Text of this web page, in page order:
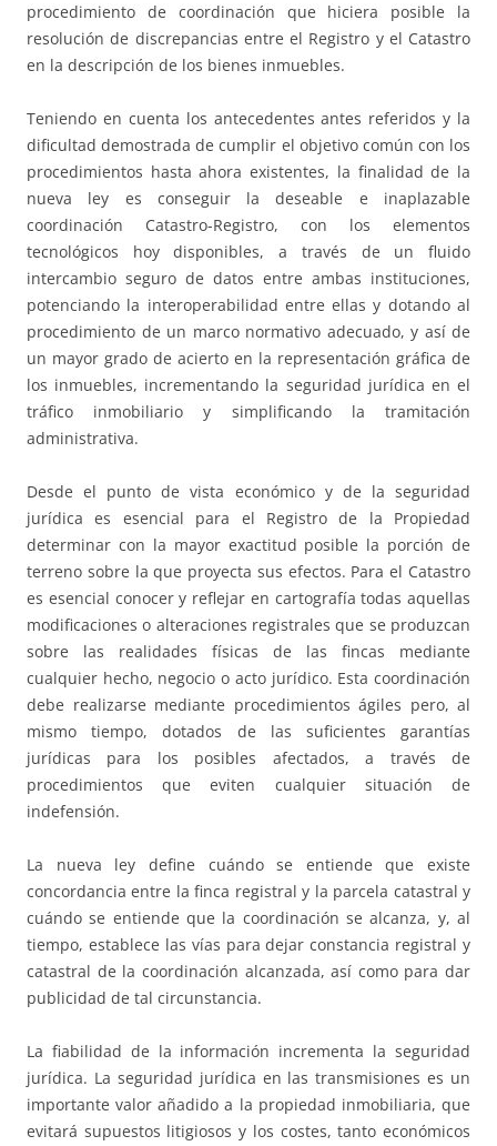
procedimiento de coordinación que hiciera posible la
resolución de discrepancias entre el Registro y el Catastro
en la descripción de los bienes inmuebles.
Teniendo en cuenta los antecedentes antes referidos y la
dificultad demostrada de cumplir el objetivo común con los
procedimientos hasta ahora existentes, la finalidad de la
nueva ley es conseguir la deseable e inaplazable
coordinación Catastro-Registro, con los elementos
tecnológicos hoy disponibles, a través de un fluido
intercambio seguro de datos entre ambas instituciones,
potenciando la interoperabilidad entre ellas y dotando al
procedimiento de un marco normativo adecuado, y así de
un mayor grado de acierto en la representación gráfica de
los inmuebles, incrementando la seguridad jurídica en el
tráfico inmobiliario y simplificando la tramitación
administrativa.
Desde el punto de vista económico y de la seguridad
jurídica es esencial para el Registro de la Propiedad
determinar con la mayor exactitud posible la porción de
terreno sobre la que proyecta sus efectos. Para el Catastro
es esencial conocer y reflejar en cartografía todas aquellas
modificaciones o alteraciones registrales que se produzcan
sobre las realidades físicas de las fincas mediante
cualquier hecho, negocio o acto jurídico. Esta coordinación
debe realizarse mediante procedimientos ágiles pero, al
mismo tiempo, dotados de las suficientes garantías
jurídicas para los posibles afectados, a través de
procedimientos que eviten cualquier situación de
indefensión.
La nueva ley define cuándo se entiende que existe
concordancia entre la finca registral y la parcela catastral y
cuándo se entiende que la coordinación se alcanza, y, al
tiempo, establece las vías para dejar constancia registral y
catastral de la coordinación alcanzada, así como para dar
publicidad de tal circunstancia.
La fiabilidad de la información incrementa la seguridad
jurídica. La seguridad jurídica en las transmisiones es un
importante valor añadido a la propiedad inmobiliaria, que
evitará supuestos litigiosos y los costes, tanto económicos